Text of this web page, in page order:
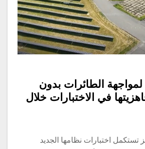
الطائرات بدون
في الاختبارات خلال
تستكمل اختبارات نظامها الجديد